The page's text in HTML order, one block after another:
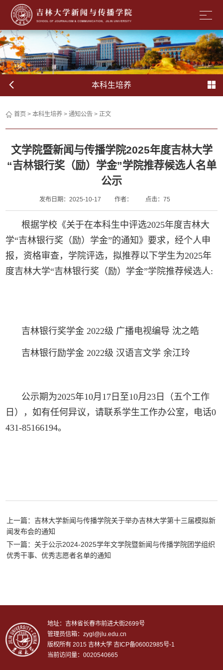
本科生培养
首页 >本科生培养 >通知公告 > 正文
文学院暨新闻与传播学院2025年度吉林大学
“吉林银行奖（励）学金”学院推荐候选人名单
公示
发布日期：2025-10-17 作者： 点击：75
根据学校《关于在本科生中评选2025年度吉林大
学“吉林银行奖（励）学金”的通知》要求，经个人申
报，资格审查，学院评选，拟推荐以下学生为2025年
度吉林大学“吉林银行奖（励）学金”学院推荐候选人:
吉林银行奖学金 2022级 广播电视编导 沈之皓
吉林银行励学金 2022级 汉语言文学 余江玲
公示期为2025年10月17日至10月23日（五个工作
日），如有任何异议，请联系学生工作办公室，电话0
431-85166194。
上一篇：吉林大学新闻与传播学院关于举办吉林大学第十三届模拟新
闻发布会的通知
下一篇：关于公示2024-2025学年文学院暨新闻与传播学院团学组织
优秀干事、优秀志愿者名单的通知
地址：吉林省长春市前进大街2699号
管理员信箱：zygl@jlu.edu.cn
版权所有 2015 吉林大学 吉ICP备06002985号-1
当前访问量：0020540665